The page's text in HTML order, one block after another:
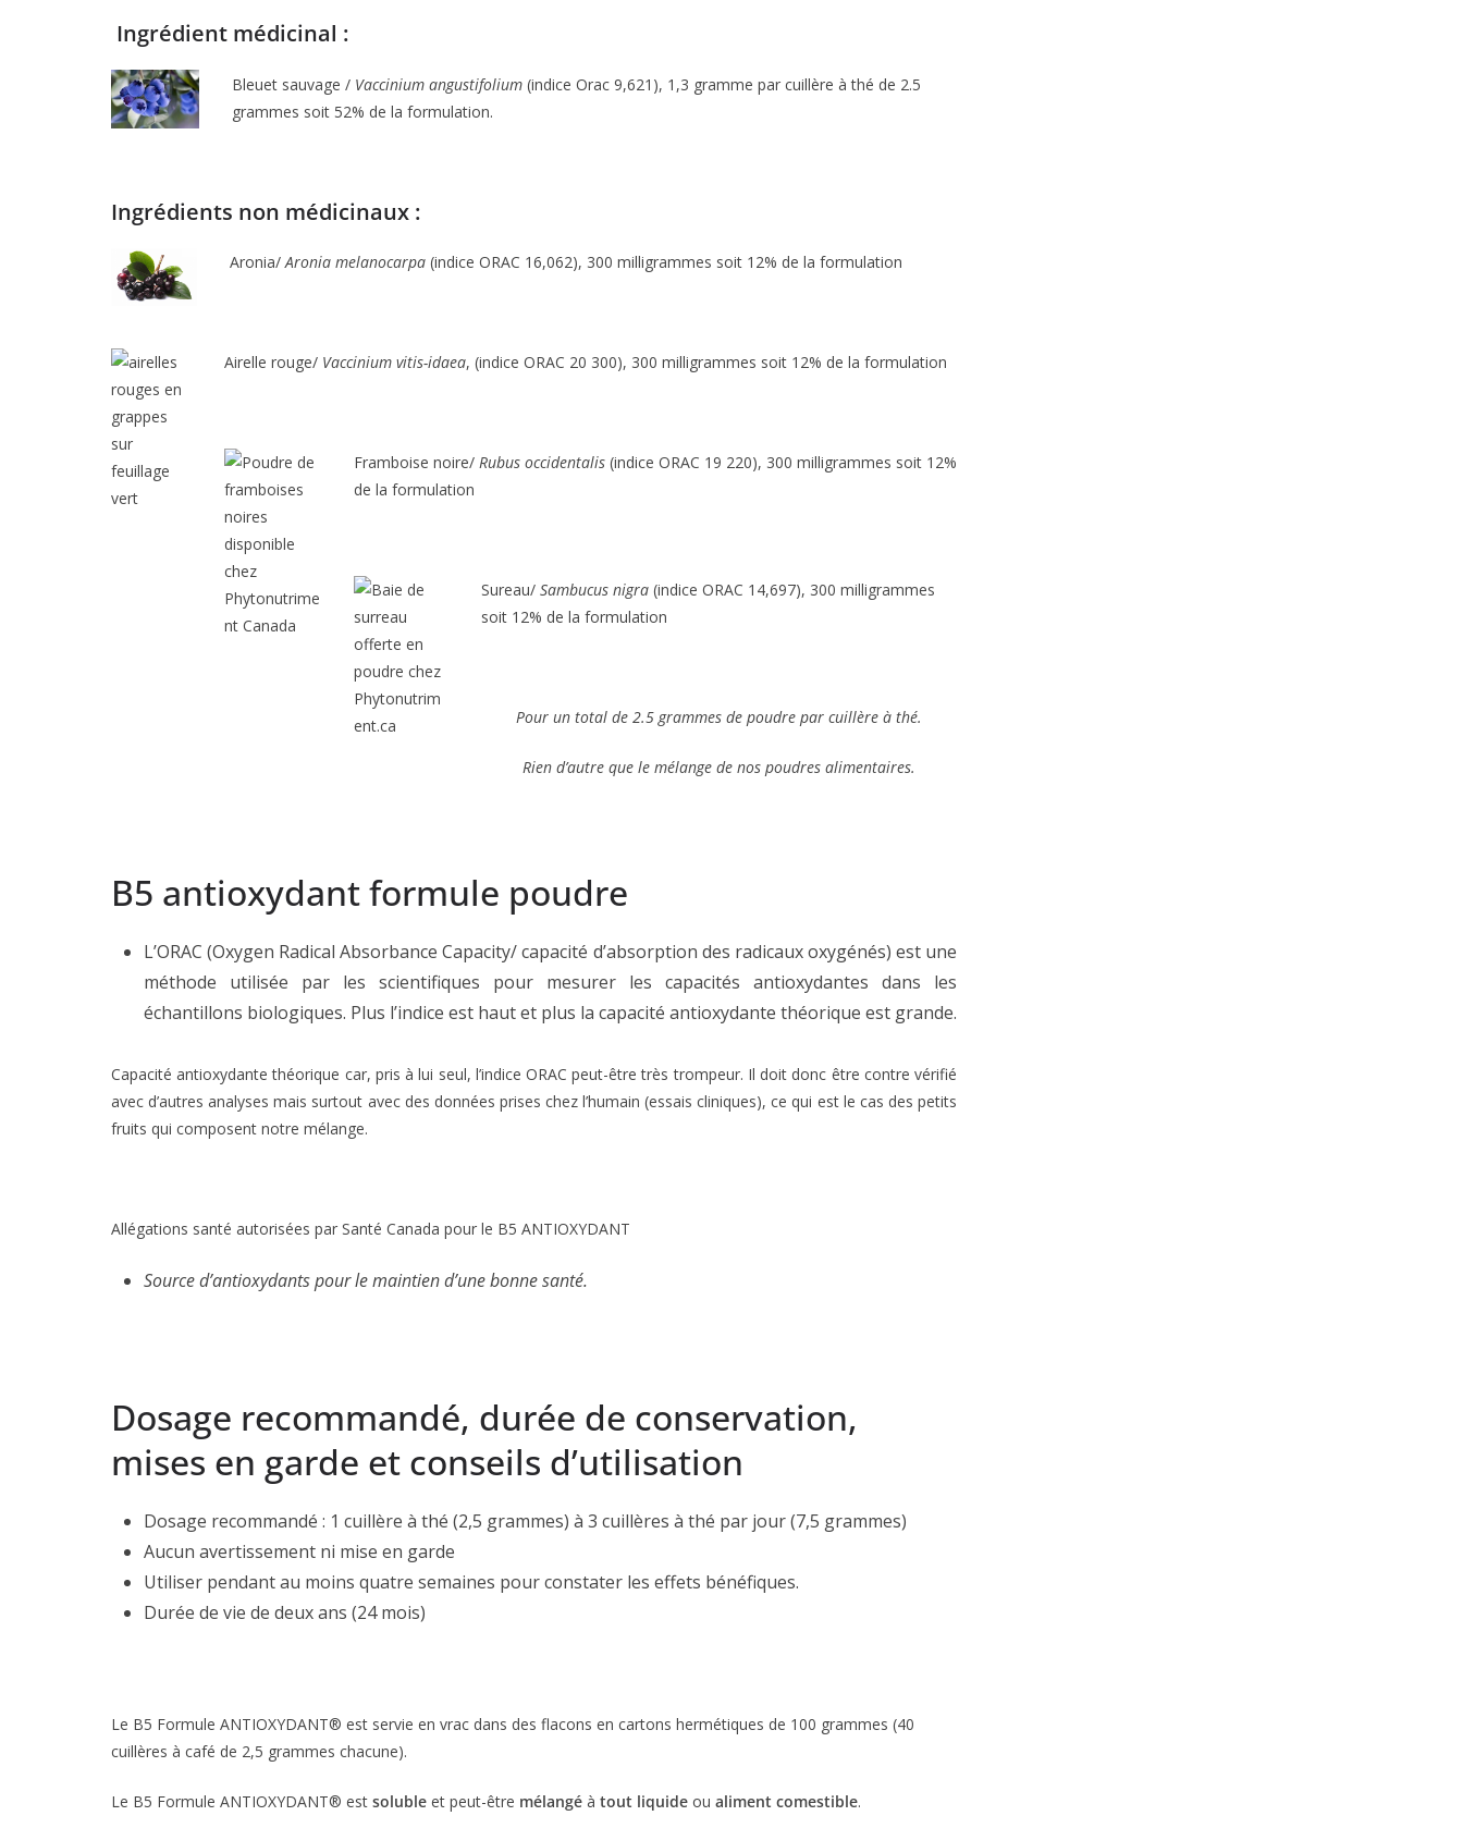
Ingrédient médicinal :
Bleuet sauvage / Vaccinium angustifolium (indice Orac 9,621), 1,3 gramme par cuillère à thé de 2.5
grammes soit 52% de la formulation.
Ingrédients non médicinaux :
Aronia/Aronia melanocarpa (indice ORAC 16,062), 300 milligrammes soit 12% de la formulation
Airelle rouge/ Vaccinium vitis-idaea, (indice ORAC 20 300), 300 milligrammes soit 12% de la formulation
Framboise noire/ Rubus occidentalis (indice ORAC 19 220), 300 milligrammes soit 12%
de la formulation
Sureau/ Sambucus nigra (indice ORAC 14,697), 300 milligrammes
soit 12% de la formulation
Pour un total de 2.5 grammes de poudre par cuillère à thé.
Rien d’autre que le mélange de nos poudres alimentaires.
B5 antioxydant formule poudre
L’ORAC (Oxygen Radical Absorbance Capacity/ capacité d’absorption des radicaux oxygénés) est une
méthode utilisée par les scientifiques pour mesurer les capacités antioxydantes dans les
échantillons biologiques. Plus l’indice est haut et plus la capacité antioxydante théorique est grande.
Capacité antioxydante théorique car, pris à lui seul, l’indice ORAC peut-être très trompeur. Il doit donc être contre vérifié
avec d’autres analyses mais surtout avec des données prises chez l’humain (essais cliniques), ce qui est le cas des petits
fruits qui composent notre mélange.
Allégations santé autorisées par Santé Canada pour le B5 ANTIOXYDANT
Source d’antioxydants pour le maintien d’une bonne santé.
Dosage recommandé, durée de conservation,
mises en garde et conseils d’utilisation
Dosage recommandé : 1 cuillère à thé (2,5 grammes) à 3 cuillères à thé par jour (7,5 grammes)
Aucun avertissement ni mise en garde
Utiliser pendant au moins quatre semaines pour constater les effets bénéfiques.
Durée de vie de deux ans (24 mois)
Le B5 Formule ANTIOXYDANT® est servie en vrac dans des flacons en cartons hermétiques de 100 grammes (40
cuillères à café de 2,5 grammes chacune).
Le B5 Formule ANTIOXYDANT® est soluble et peut-être mélangé à tout liquide ou aliment comestible.